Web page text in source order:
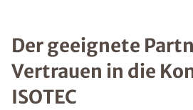
Der geeignete
Vertrauen in die
ISOTEC